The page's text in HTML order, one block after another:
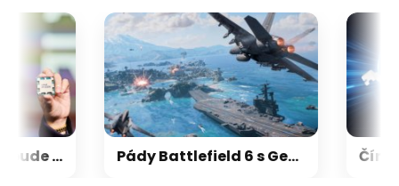
Herní výkon Zen 6 bude 15-18 % nad Zen 5, na úrovni Zen 5 X3D Pády Battlefield 6 s GeForce vyřešeny, netýkaly se jen vodní hladiny na RTX 5000